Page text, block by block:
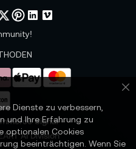
Signal –
AI Division
Dienste zu verbessern,
und Ihre Erfahrung zu
optionalen Cookies
beeinträchtigen. Wenn Sie